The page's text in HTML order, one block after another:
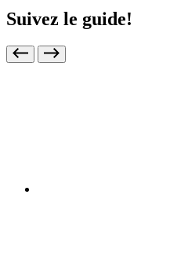
Suivez le guide!